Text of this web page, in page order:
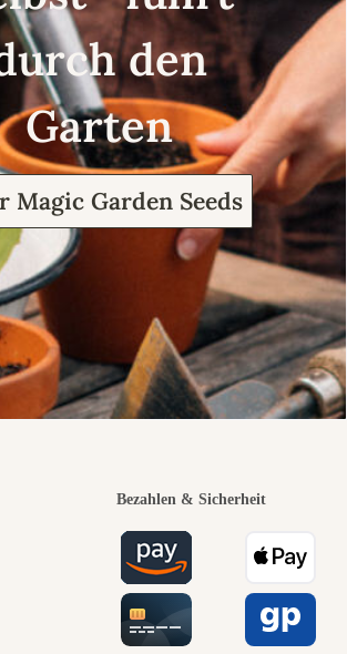
den
Garten
Magic Garden Seeds
Bezahlen & Sicherheit